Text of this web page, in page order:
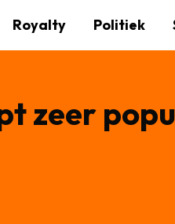
Royalty Politiek
zeer